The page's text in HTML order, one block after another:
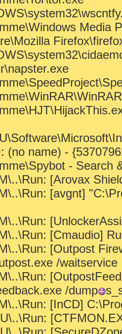
Media
(no name) -
- Search
[Arovax
[avgnt]
[Cmaudio]
[Outpost
/waitservice
/dump
[InCD]